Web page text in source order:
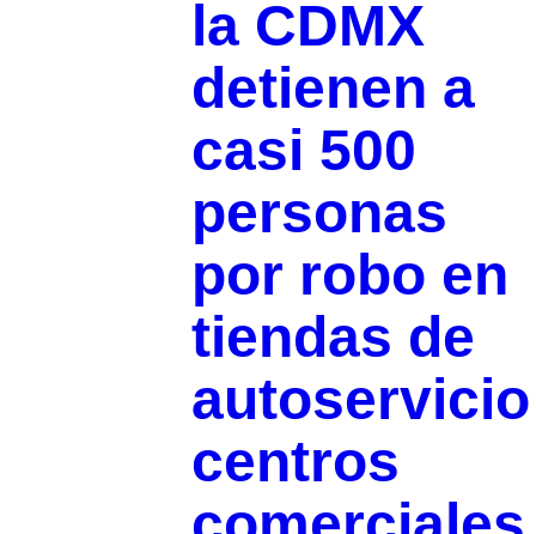
la CDMX
detienen a
casi 500
personas
por robo en
tiendas de
centros